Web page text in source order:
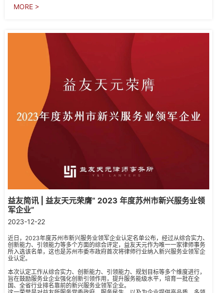
MORE >
益友简讯 | 益友天元荣膺“ 2023 年度苏州市新兴服务业领
军企业”
2023-12-22
近日，2023年度苏州市新兴服务业领军企业认定名单公布，经过从综合实力、
创新能力、引领能力等多个方面的综合评定，益友天元作为唯一一家律师事务
所入选该名单，这也是苏州市委市政府首次将律师行业纳入新兴服务业领军企
业认定。
本次认定工作从综合实力、创新能力、引领能力、规划目标等多个维度进行，
旨在鼓励服务业企业强化创新引领作用，提升服务能级水平，培育一批在全
国、全省行业排名靠前的新兴服务业领军企业。